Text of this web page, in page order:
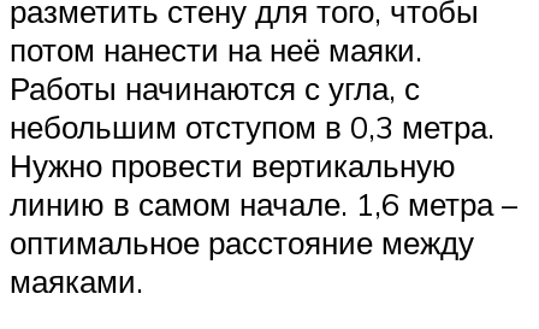
разметить стену для того, чтобы
потом нанести на неё маяки.
Работы начинаются с угла, с
небольшим отступом в 0,3 метра.
Нужно провести вертикальную
линию в самом начале. 1,6 метра –
оптимальное расстояние между
маяками.